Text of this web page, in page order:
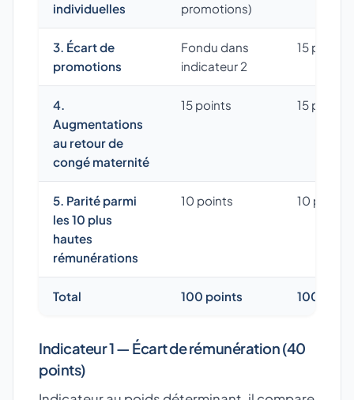
individuelles
promotions)
3. Écart de
promotions
Fondu dans
indicateur 2
15 points
4.
Augmentations
au retour de
congé maternité
15 points 15 points
5. Parité parmi
les 10 plus
hautes
rémunérations
10 points 10 points
Total 100 points 100
Indicateur 1 — Écart de rémunération (40
points)